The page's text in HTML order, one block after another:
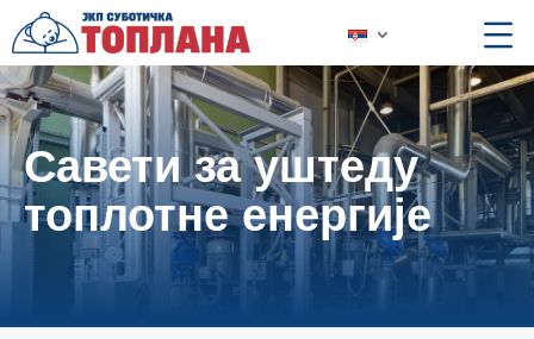
Савети за уштеду
топлотне енергије